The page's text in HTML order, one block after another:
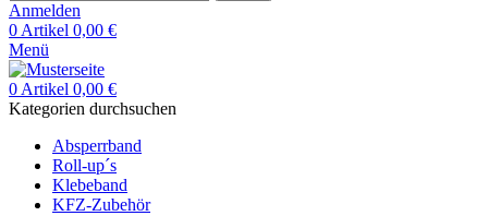
Anmelden
0 Artikel 0,00 €
Menü
0 Artikel 0,00 €
Kategorien durchsuchen
Absperrband
Roll-up´s
Klebeband
KFZ-Zubehör